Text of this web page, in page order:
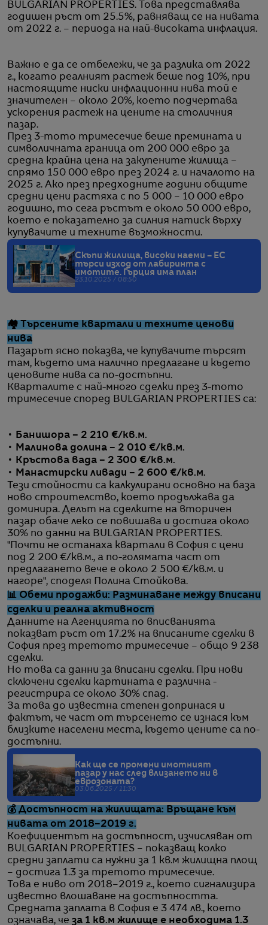
BULGARIAN PROPERTIES. Това представлява
годишен ръст от 25.5%, равняващ се на нивата
от 2022 г. – периода на най-високата инфлация.
Важно е да се отбележи, че за разлика от 2022
г., когато реалният растеж беше под 10%, при
настоящите ниски инфлационни нива той е
значителен – около 20%, което подчертава
ускорения растеж на цените на столичния
пазар.
През 3-тото тримесечие беше премината и
символичната граница от 200 000 евро за
средна крайна цена на закупените жилища –
спрямо 150 000 евро през 2024 г. и началото на
2025 г. Ако през предходните години общите
средни цени растяха с по 5 000 – 10 000 евро
годишно, то сега ръстът е около 50 000 евро,
което е показателно за силния натиск върху
купувачите и техните възможности.
Скъпи жилища, високи наеми – ЕС
търси изход от лабиринта с
имотите. Гърция има план
23.10.2025 / 08:50
🏘️ Търсените квартали и техните ценови
нива
Пазарът ясно показва, че купувачите търсят
там, където има налично предлагане и където
ценовите нива са по-достъпни.
Кварталите с най-много сделки през 3-тото
тримесечие според BULGARIAN PROPERTIES са:
• Банишора – 2 210 €/кв.м.
• Малинова долина – 2 010 €/кв.м.
• Кръстова вада – 2 300 €/кв.м.
• Манастирски ливади – 2 600 €/кв.м.
Тези стойности са калкулирани основно на база
ново строителство, което продължава да
доминира. Делът на сделките на вторичен
пазар обаче леко се повишава и достига около
30% по данни на BULGARIAN PROPERTIES.
"Почти не останаха квартали в София с цени
под 2 200 €/кв.м., а по-голямата част от
предлагането вече е около 2 500 €/кв.м. и
нагоре", споделя Полина Стойкова.
📊 Обеми продажби: Разминаване между вписани
сделки и реална активност
Данните на Агенцията по вписванията
показват ръст от 17.2% на вписаните сделки в
София през третото тримесечие – общо 9 238
сделки.
Но това са данни за вписани сделки. При нови
сключени сделки картината е различна -
регистрира се около 30% спад.
За това до известна степен допринася и
фактът, че част от търсенето се изнася към
близките населени места, където цените са по-
достъпни.
Как ще се промени имотният
пазар у нас след влизането ни в
еврозоната?
03.06.2025 / 11:30
💰 Достъпност на жилищата: Връщане към
нивата от 2018–2019 г.
Коефициентът на достъпност, изчисляван от
BULGARIAN PROPERTIES – показващ колко
средни заплати са нужни за 1 кв.м жилищна площ
– достига 1.3 за третото тримесечие.
Това е ниво от 2018–2019 г., което сигнализира
известно влошаване на достъпността.
Средната заплата в София е 3 474 лв., което
означава, че за 1 кв.м жилище е необходима 1.3